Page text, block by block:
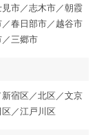
市／志木市／朝霞
春日部市／越谷市
／三郷市
宿区／北区／文京
／江戸川区